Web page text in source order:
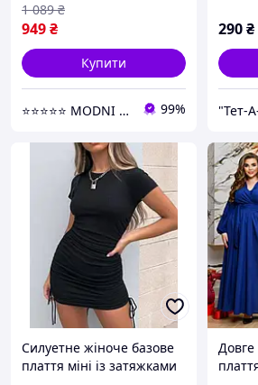
949₴
1 089 ₴
Купити
⭐⭐⭐⭐⭐ MODNI ⭐⭐⭐⭐⭐ 99%
290₴
Силуетне жіноче базове
плаття міні із затяжками
Довге